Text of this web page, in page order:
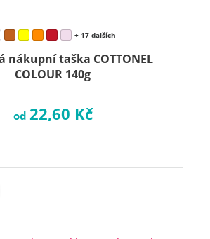
nákupní taška COTTONEL
COLOUR 140g
+ 17 dalších
od 22,60 Kč